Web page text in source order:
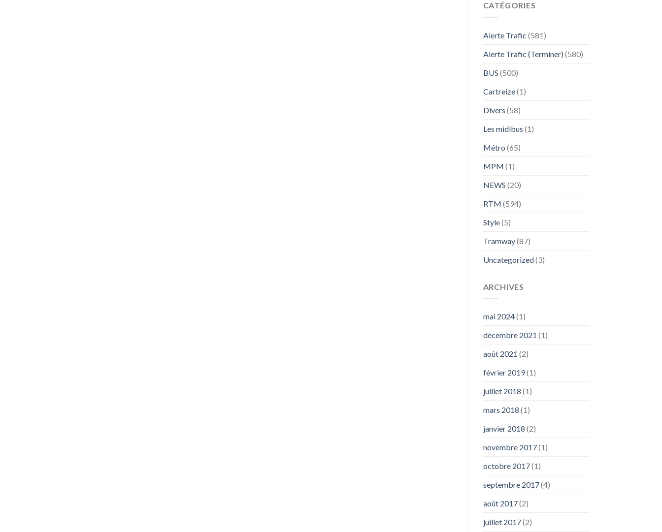
CATÉGORIES
Alerte Trafic (581)
Alerte Trafic (Terminer) (580)
BUS (500)
Cartreize(1)
Divers (58)
Les midibus (1)
Métro (65)
MPM (1)
NEWS (20)
RTM (594)
Style(5)
Tramway(87)
Uncategorized(3)
ARCHIVES
mai 2024(1)
décembre 2021 (1)
août 2021 (2)
février 2019(1)
juillet 2018 (1)
mars 2018 (1)
janvier 2018 (2)
novembre 2017(1)
octobre 2017(1)
septembre 2017(4)
août 2017(2)
juillet 2017(2)